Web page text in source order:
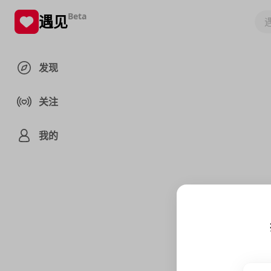
遇见Beta
发现
关注
我的